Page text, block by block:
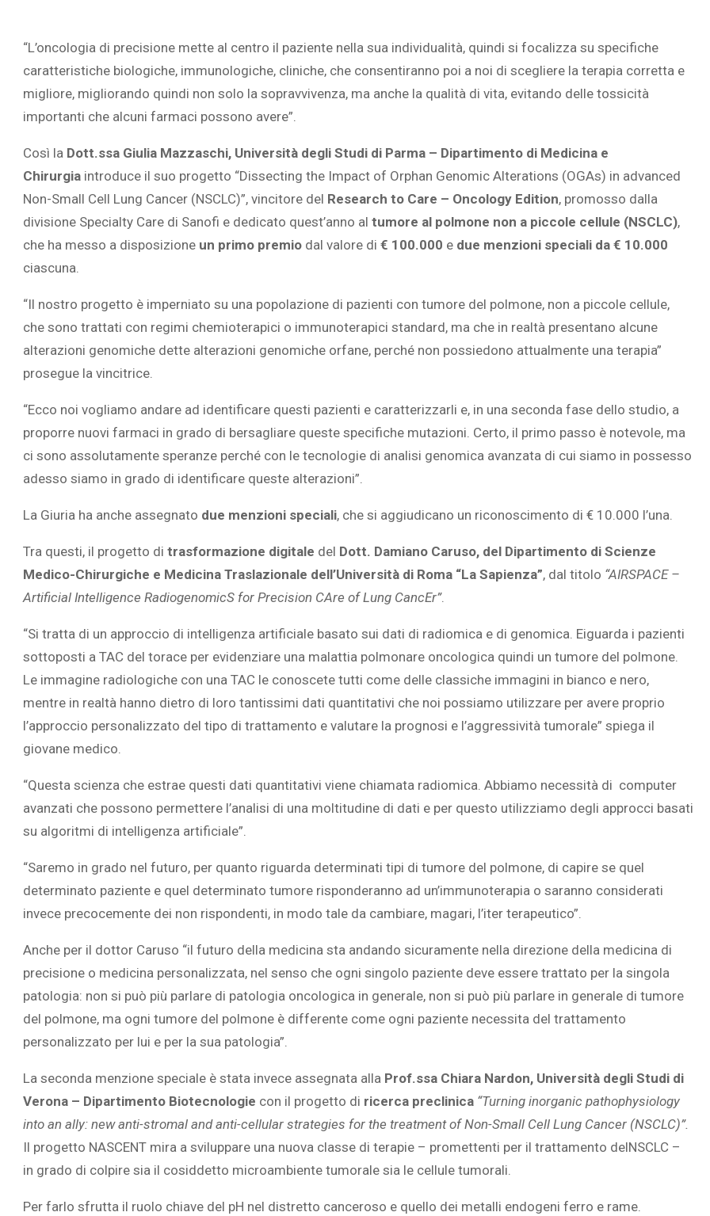
“L’oncologia di precisione mette al centro il paziente nella sua individualità, quindi si focalizza su specifiche
caratteristiche biologiche, immunologiche, cliniche, che consentiranno poi a noi di scegliere la terapia corretta e
migliore, migliorando quindi non solo la sopravvivenza, ma anche la qualità di vita, evitando delle tossicità
importanti che alcuni farmaci possono avere”.
Così la Dott.ssa Giulia Mazzaschi, Università degli Studi di Parma – Dipartimento di Medicina e
Chirurgia introduce il suo progetto “Dissecting the Impact of Orphan Genomic Alterations (OGAs) in advanced
Non-Small Cell Lung Cancer (NSCLC)”, vincitore del Research to Care – Oncology Edition, promosso dalla
divisione Specialty Care di Sanofi e dedicato quest’anno al tumore al polmone non a piccole cellule (NSCLC),
che ha messo a disposizione un primo premio dal valore di € 100.000 e due menzioni speciali da € 10.000
ciascuna.
“Il nostro progetto è imperniato su una popolazione di pazienti con tumore del polmone, non a piccole cellule,
che sono trattati con regimi chemioterapici o immunoterapici standard, ma che in realtà presentano alcune
alterazioni genomiche dette alterazioni genomiche orfane, perché non possiedono attualmente una terapia”
prosegue la vincitrice.
“Ecco noi vogliamo andare ad identificare questi pazienti e caratterizzarli e, in una seconda fase dello studio, a
proporre nuovi farmaci in grado di bersagliare queste specifiche mutazioni. Certo, il primo passo è notevole, ma
ci sono assolutamente speranze perché con le tecnologie di analisi genomica avanzata di cui siamo in possesso
adesso siamo in grado di identificare queste alterazioni”.
La Giuria ha anche assegnato due menzioni speciali, che si aggiudicano un riconoscimento di € 10.000 l’una.
Tra questi, il progetto di trasformazione digitale del Dott. Damiano Caruso, del Dipartimento di Scienze
Medico-Chirurgiche e Medicina Traslazionale dell’Università di Roma “La Sapienza”, dal titolo “AIRSPACE –
Artificial Intelligence RadiogenomicS for Precision CAre of Lung CancEr”.
“Si tratta di un approccio di intelligenza artificiale basato sui dati di radiomica e di genomica. Eiguarda i pazienti
sottoposti a TAC del torace per evidenziare una malattia polmonare oncologica quindi un tumore del polmone.
Le immagine radiologiche con una TAC le conoscete tutti come delle classiche immagini in bianco e nero,
mentre in realtà hanno dietro di loro tantissimi dati quantitativi che noi possiamo utilizzare per avere proprio
l’approccio personalizzato del tipo di trattamento e valutare la prognosi e l’aggressività tumorale” spiega il
giovane medico.
“Questa scienza che estrae questi dati quantitativi viene chiamata radiomica. Abbiamo necessità di computer
avanzati che possono permettere l’analisi di una moltitudine di dati e per questo utilizziamo degli approcci basati
su algoritmi di intelligenza artificiale”.
“Saremo in grado nel futuro, per quanto riguarda determinati tipi di tumore del polmone, di capire se quel
determinato paziente e quel determinato tumore risponderanno ad un’immunoterapia o saranno considerati
invece precocemente dei non rispondenti, in modo tale da cambiare, magari, l’iter terapeutico”.
Anche per il dottor Caruso “il futuro della medicina sta andando sicuramente nella direzione della medicina di
precisione o medicina personalizzata, nel senso che ogni singolo paziente deve essere trattato per la singola
patologia: non si può più parlare di patologia oncologica in generale, non si può più parlare in generale di tumore
del polmone, ma ogni tumore del polmone è differente come ogni paziente necessita del trattamento
personalizzato per lui e per la sua patologia”.
La seconda menzione speciale è stata invece assegnata alla Prof.ssa Chiara Nardon, Università degli Studi di
Verona – Dipartimento Biotecnologie con il progetto di ricerca preclinica “Turning inorganic pathophysiology
into an ally: new anti-stromal and anti-cellular strategies for the treatment of Non-Small Cell Lung Cancer (NSCLC)”.
Il progetto NASCENT mira a sviluppare una nuova classe di terapie – promettenti per il trattamento delNSCLC –
in grado di colpire sia il cosiddetto microambiente tumorale sia le cellule tumorali.
Per farlo sfrutta il ruolo chiave del pH nel distretto canceroso e quello dei metalli endogeni ferro e rame.
PERSONE IMMAGINANO